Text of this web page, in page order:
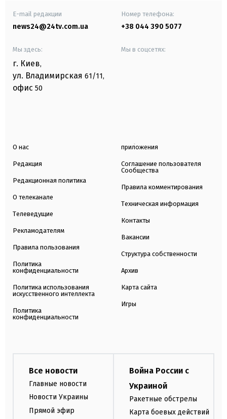
E-mail редакции
news24@24tv.com.ua
Номер телефона:
+38 044 390 5077
Мы здесь:
г. Киев,
ул. Владимирская 61/11,
офис 50
Мы в соцсетях:
О нас
Редакция
Редакционная политика
О телеканале
Телеведущие
Рекламодателям
Правила пользования
Политика
конфиденциальности
Политика использования
искусственного интеллекта
Политика
конфиденциальности
приложения
Соглашение пользователя
Сообщества
Правила комментирования
Техническая информация
Контакты
Вакансии
Структура собственности
Архив
Карта сайта
Игры
Все новости
Главные новости
Новости Украины
Прямой эфир
Война России с
Украиной
Ракетные обстрелы
Карта боевых действий